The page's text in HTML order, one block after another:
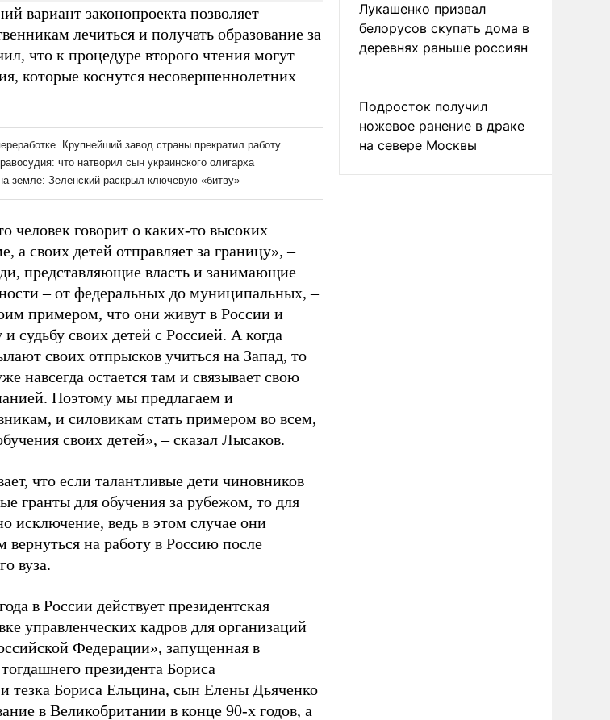
вариант законопроекта позволяет
лечиться и получать образование за
что к процедуре второго чтения могут
которые коснутся несовершеннолетних
человек говорит о каких-то высоких
а своих детей отправляет за границу», –
представляющие власть и занимающие
– от федеральных до муниципальных, –
примером, что они живут в России и
судьбу своих детей с Россией. А когда
своих отпрысков учиться на Запад, то
навсегда остается там и связывает свою
Поэтому мы предлагаем и
и силовикам стать примером во всем,
своих детей», – сказал Лысаков.
что если талантливые дети чиновников
гранты для обучения за рубежом, то для
исключение, ведь в этом случае они
вернуться на работу в Россию после
вуза.
в России действует президентская
управленческих кадров для организаций
Федерации», запущенная в
президента Бориса
тезка Бориса Ельцина, сын Елены Дьяченко
в Великобритании в конце 90-х годов, а
Лукашенко призвал
белорусов скупать дома в
деревнях раньше россиян
Подросток получил
ножевое ранение в драке
на севере Москвы